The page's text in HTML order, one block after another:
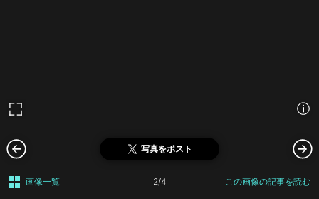
写真をポスト
画像一覧 2/4 この画像の記事を読む